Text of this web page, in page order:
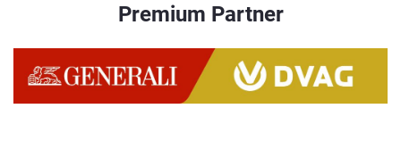
Premium Partner